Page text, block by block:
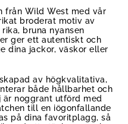
från Wild West med vår
broderat motiv av
rika, bruna nyansen
ger ett autentiskt och
dina jackor, väskor eller
av högkvalitativa,
både hållbarhet och
noggrant utförd med
till en iögonfallande
på dina favoritplagg, så